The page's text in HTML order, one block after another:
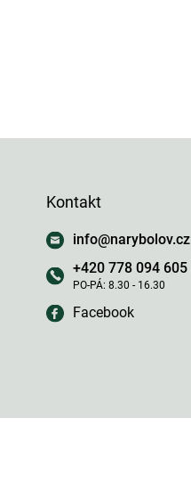
Kontakt
info@narybolov.cz
+420 778 094 605
Facebook